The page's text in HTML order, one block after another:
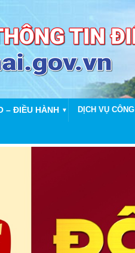
– ĐIỀU HÀNH ▼ DỊCH VỤ CÔNG